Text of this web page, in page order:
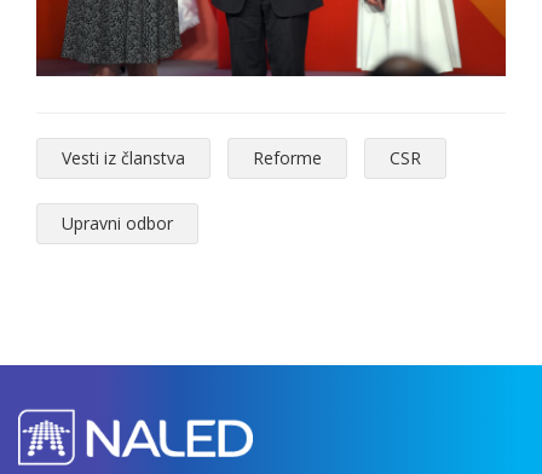
Vesti iz članstva Reforme CSR
Upravni odbor